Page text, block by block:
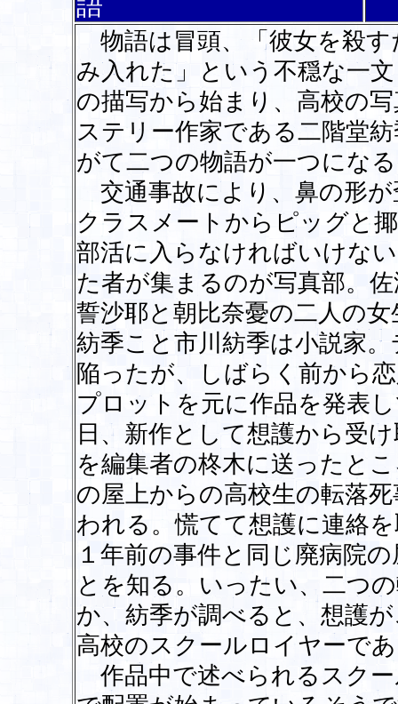
物語は冒頭、「彼女を殺す
み入れた」という不穏な一
の描写から始まり、高校の
ステリー作家である二階堂
がて二つの物語が一つにな
交通事故により、鼻の形
クラスメートからピッグと
部活に入らなければいけな
た者が集まるのが写真部。
誓沙耶と朝比奈憂の二人の
紡季こと市川紡季は小説家
陥ったが、しばらく前から
プロットを元に作品を発表
日、新作として想護から受
を編集者の柊木に送ったと
の屋上からの高校生の転落
われる。慌てて想護に連絡
１年前の事件と同じ廃病院
とを知る。いったい、二つ
か、紡季が調べると、想護
高校のスクールロイヤーで
作品中で述べられるスク